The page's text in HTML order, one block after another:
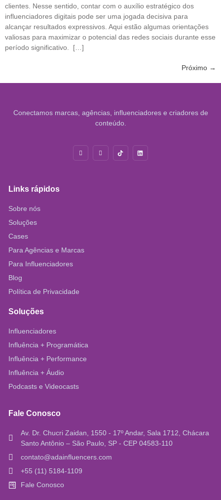
clientes. Nesse sentido, contar com o auxílio estratégico dos
influenciadores digitais pode ser uma jogada decisiva para
alcançar resultados expressivos. Aqui estão algumas orientações
valiosas para maximizar o potencial das redes sociais durante esse
período significativo. […]
Próximo →
Conectamos marcas, agências, influenciadores e criadores de
conteúdo.
Links rápidos
Sobre nós
Soluções
Cases
Para Agências e Marcas
Para Influenciadores
Blog
Política de Privacidade
Soluções
Influenciadores
Influência + Programática
Influência + Performance
Influência + Áudio
Podcasts e Videocasts
Fale Conosco
Av. Dr. Chucri Zaidan, 1550 - 17º Andar, Sala 1712, Chácara
Santo Antônio – São Paulo, SP - CEP 04583-110
contato@adainfluencers.com
+55 (11) 5184-1109
Fale Conosco